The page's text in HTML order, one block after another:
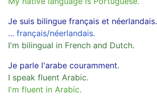
Je suis bilingue français et néerlandais.
... français/néerlandais.
I'm bilingual in French and Dutch.
Je parle l'arabe couramment.
I speak fluent Arabic.
I'm fluent in Arabic.